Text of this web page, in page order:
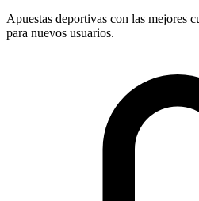
Apuestas deportivas con las mejores
para nuevos usuarios.